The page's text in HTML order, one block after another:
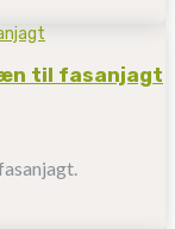
til fasanjagt